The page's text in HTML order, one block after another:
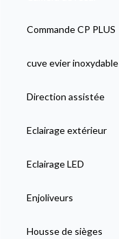
Commande CP PLUS
cuve evier inoxydable
Direction assistée
Eclairage extérieur
Eclairage LED
Enjoliveurs
Housse de sièges